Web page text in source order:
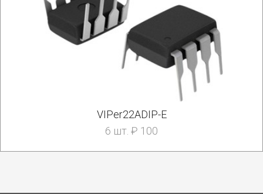
VIPer22ADIP-E
6 шт. ₽ 100